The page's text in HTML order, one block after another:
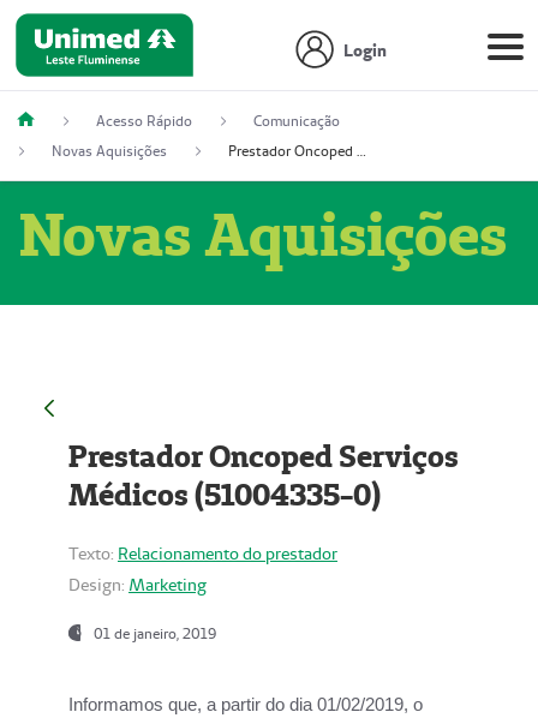
Login
Acesso Rápido
Comunicação
Novas Aquisições
Prestador Oncoped Serviços Médicos (51004335-0)
Novas Aquisições
Prestador Oncoped Serviços
Médicos (51004335-0)
Texto: Relacionamento do prestador
Design: Marketing
01 de janeiro, 2019
Informamos que, a partir do dia 01/02/2019, o